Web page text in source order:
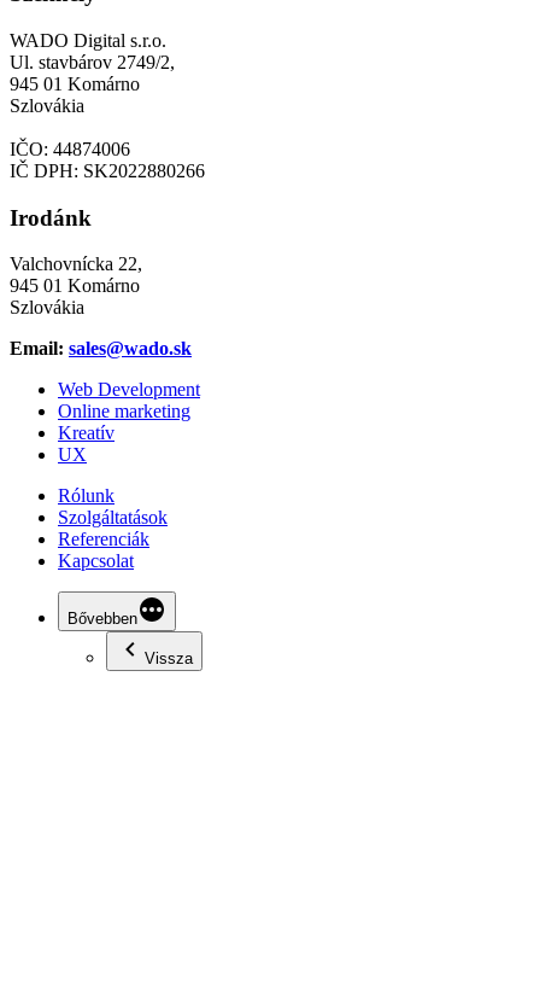
WADO Digital s.r.o.
Ul. stavbárov 2749/2,
945 01 Komárno
Szlovákia
IČO: 44874006
IČ DPH: SK2022880266
Irodánk
Valchovnícka 22,
945 01 Komárno
Szlovákia
Email: sales@wado.sk
Web Development
Online marketing
Kreatív
UX
Rólunk
Szolgáltatások
Referenciák
Kapcsolat
Bővebben
Vissza